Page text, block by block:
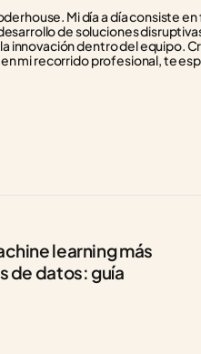
Mi día a día consiste
de soluciones
innovación dentro del equipo.
mi recorrido profesional, te
learning más
de datos: guía